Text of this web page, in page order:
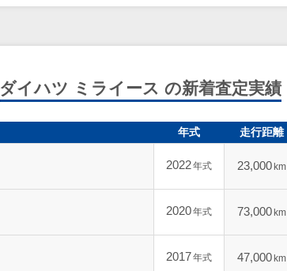
ダイハツ ミライース の新着査定実績
年式 走行距離
2022年式 23,000 km
2020年式 73,000 km
2017年式 47,000 km